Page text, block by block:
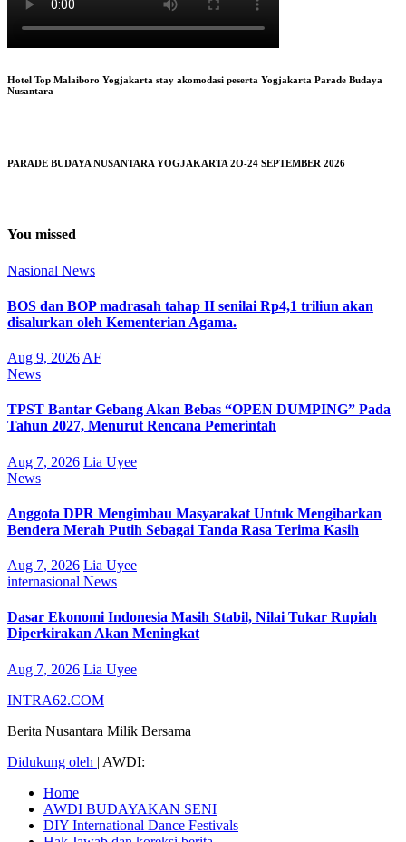
Hotel Top Malaiboro Yogjakarta stay akomodasi peserta Yogjakarta Parade Budaya
Nusantara
PARADE BUDAYA NUSANTARA YOGJAKARTA 2O-24 SEPTEMBER 2026
You missed
Nasional News
BOS dan BOP madrasah tahap II senilai Rp4,1 triliun akan
disalurkan oleh Kementerian Agama.
Aug 9, 2026 AF
News
TPST Bantar Gebang Akan Bebas “OPEN DUMPING” Pada
Tahun 2027, Menurut Rencana Pemerintah
Aug 7, 2026 Lia Uyee
News
Anggota DPR Mengimbau Masyarakat Untuk Mengibarkan
Bendera Merah Putih Sebagai Tanda Rasa Terima Kasih
Aug 7, 2026 Lia Uyee
internasional News
Dasar Ekonomi Indonesia Masih Stabil, Nilai Tukar Rupiah
Diperkirakan Akan Meningkat
Aug 7, 2026 Lia Uyee
INTRA62.COM
Berita Nusantara Milik Bersama
Didukung oleh | AWDI:
Home
AWDI BUDAYAKAN SENI
DIY International Dance Festivals